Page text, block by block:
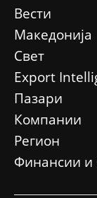
Вести
Македонија
Свет
Еxport
Пазари
Компании
Регион
Финансии и